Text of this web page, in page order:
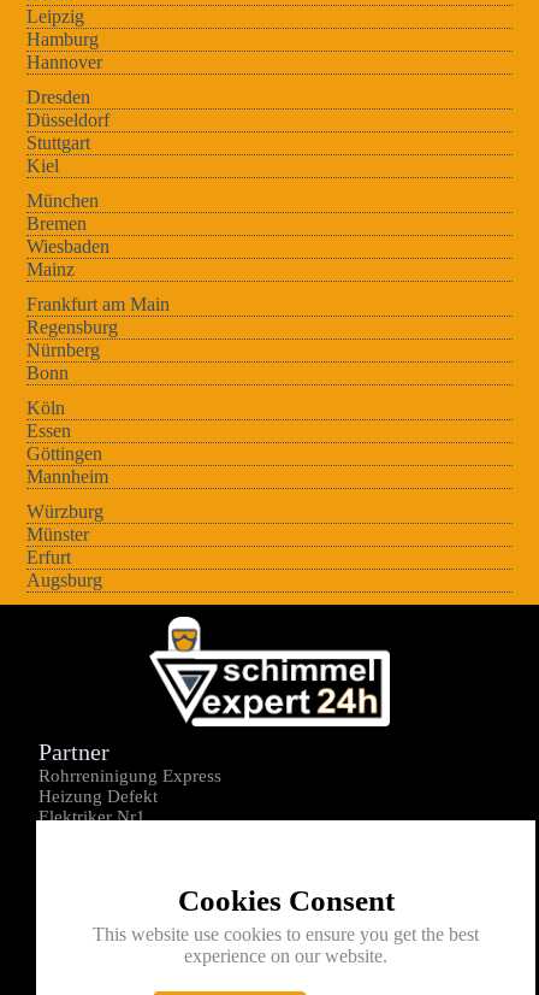
Leipzig
Hamburg
Hannover
Dresden
Düsseldorf
Stuttgart
Kiel
München
Bremen
Wiesbaden
Mainz
Frankfurt am Main
Regensburg
Nürnberg
Bonn
Köln
Essen
Göttingen
Mannheim
Würzburg
Münster
Erfurt
Augsburg
Cookies Consent
This website use cookies to ensure you get the best
experience on our website.
Partner
Rohrreninigung Express
Heizung Defekt
Elektriker Nr1
Kontakt